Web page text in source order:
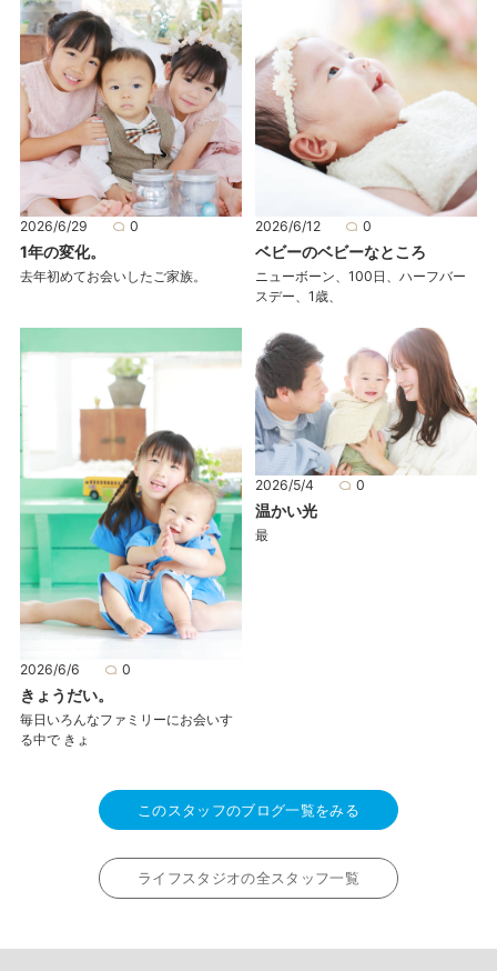
2026/6/29 0
1年の変化。
去年初めてお会いしたご家族。
2026/6/12 0
ベビーのベビーなところ
ニューボーン、100日、ハーフバー
スデー、1歳、
2026/6/6 0
きょうだい。
毎日いろんなファミリーにお会いす
る中で きょ
2026/5/4 0
温かい光
最
このスタッフのブログ一覧をみる
ライフスタジオの全スタッフ一覧